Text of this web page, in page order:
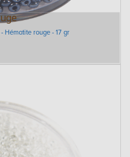
Hématite rouge - 17 gr